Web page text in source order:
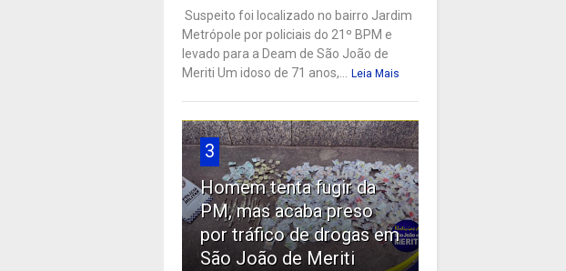
Suspeito foi localizado no bairro Jardim
Metrópole por policiais do 21º BPM e
levado para a Deam de São João de
Meriti Um idoso de 71 anos,...
Leia Mais
3
Homem tenta fugir da
PM, mas acaba preso
por tráfico de drogas em
São João de Meriti